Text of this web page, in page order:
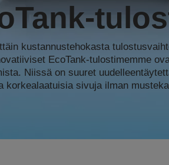
kustannustehokasta
EcoTank-tulostimemme
Niissä on suuret
korkealaatuisia sivuja ilman